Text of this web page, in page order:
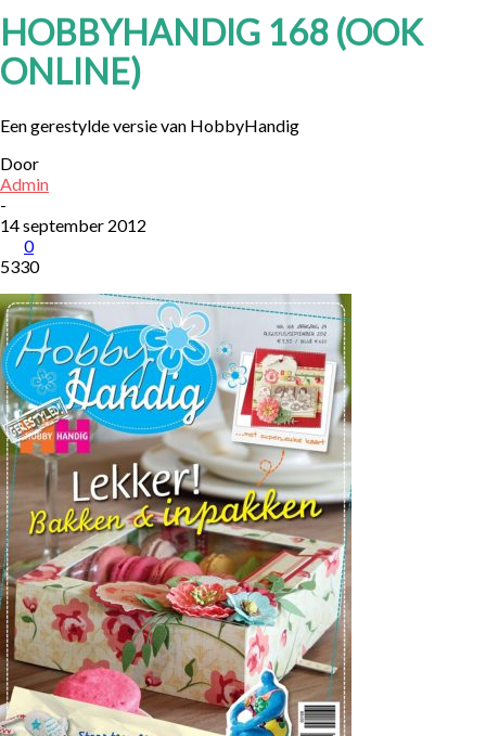
HOBBYHANDIG 168 (OOK
ONLINE)
Een gerestylde versie van HobbyHandig
Door
Admin
-
14 september 2012
0
5330